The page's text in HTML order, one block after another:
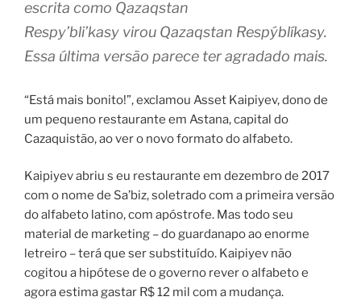
escrita como Qazaqstan
Respy’bli’kasy virou Qazaqstan Respýblíkasy.
Essa última versão parece ter agradado mais.
“Está mais bonito!”, exclamou Asset Kaipiyev, dono de
um pequeno restaurante em Astana, capital do
Cazaquistão, ao ver o novo formato do alfabeto.
Kaipiyev abriu s eu restaurante em dezembro de 2017
com o nome de Sa’biz, soletrado com a primeira versão
do alfabeto latino, com apóstrofe. Mas todo seu
material de marketing – do guardanapo ao enorme
letreiro – terá que ser substituído. Kaipiyev não
cogitou a hipótese de o governo rever o alfabeto e
agora estima gastar R$ 12 mil com a mudança.